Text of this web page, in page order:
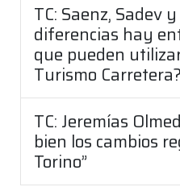
TC: Saenz, Sadev
diferencias hay
que pueden
Turismo Carretera?
TC: Jeremías
bien los cambios
Torino”